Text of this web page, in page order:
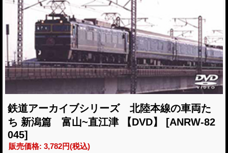
鉄道アーカイブシリーズ 北陸本線の車両た
ち 新潟篇 富山~直江津 【DVD】
[ANRW-82
045]
販売価格: 3,782円(税込)